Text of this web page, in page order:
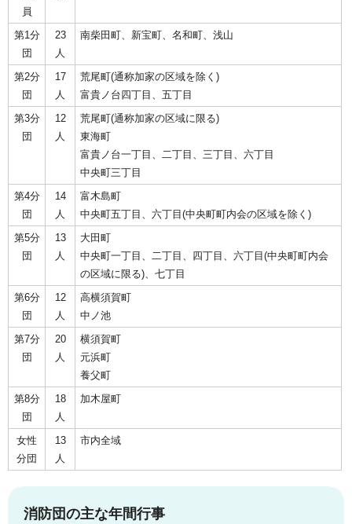
員
第1分
団
23
人
南柴田町、新宝町、名和町、浅山
第2分
団
17
人
荒尾町(通称加家の区域を除く)
富貴ノ台四丁目、五丁目
第3分
団
12
人
荒尾町(通称加家の区域に限る)
東海町
富貴ノ台一丁目、二丁目、三丁目、六丁目
中央町三丁目
第4分
団
14
人
富木島町
中央町五丁目、六丁目(中央町町内会の区域を除く)
第5分
団
13
人
大田町
中央町一丁目、二丁目、四丁目、六丁目(中央町町内会
の区域に限る)、七丁目
第6分
団
12
人
高横須賀町
中ノ池
第7分
団
20
人
横須賀町
元浜町
養父町
第8分
団
18
人
加木屋町
女性
分団
13
人
市内全域
消防団の主な年間行事